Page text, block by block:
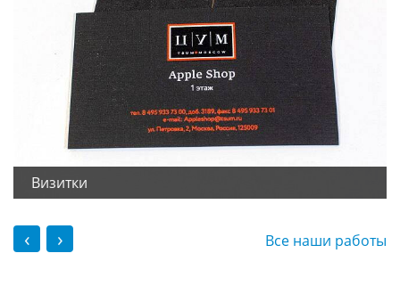
Визитки
‹ › Все наши работы